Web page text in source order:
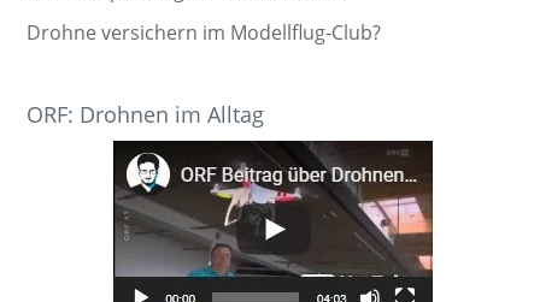
Drohne versichern im Modellflug-Club?
ORF: Drohnen im Alltag